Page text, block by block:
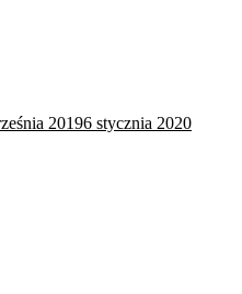
20196 stycznia 2020